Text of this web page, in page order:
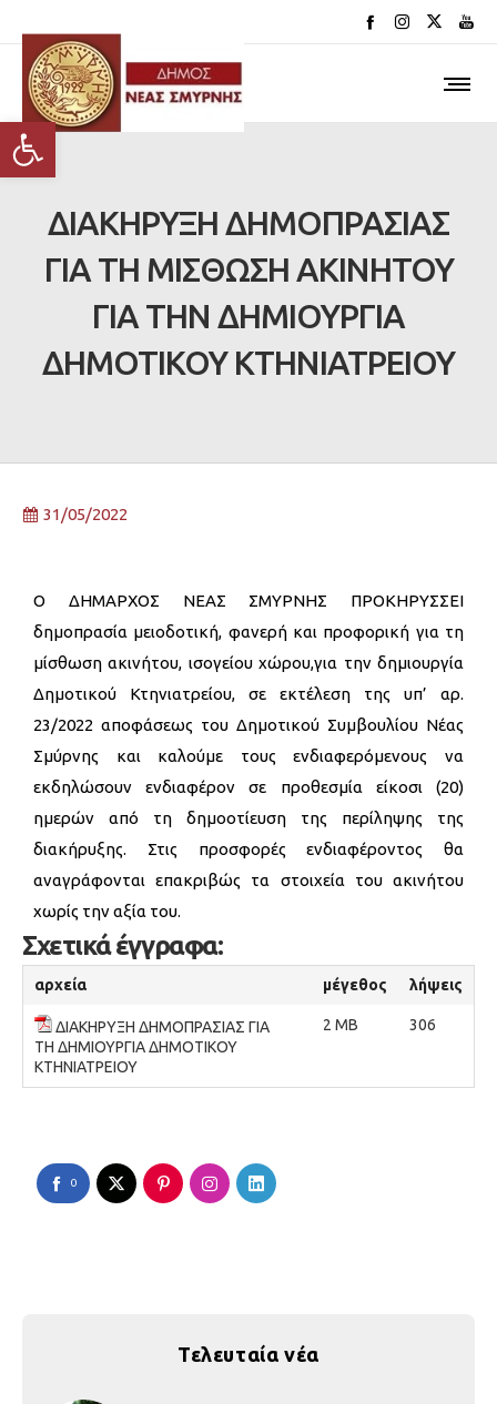
Ανοίξτε τη γραμμή εργαλείων
ΔΙΑΚΗΡΥΞΗ ΔΗΜΟΠΡΑΣΙΑΣ
ΓΙΑ ΤΗ ΜΙΣΘΩΣΗ ΑΚΙΝΗΤΟΥ
ΓΙΑ ΤΗΝ ΔΗΜΙΟΥΡΓΙΑ
ΔΗΜΟΤΙΚΟΥ ΚΤΗΝΙΑΤΡΕΙΟΥ
31/05/2022
Ο ΔΗΜΑΡΧΟΣ ΝΕΑΣ ΣΜΥΡΝΗΣ ΠΡΟΚΗΡΥΣΣΕΙ
δημοπρασία μειοδοτική, φανερή και προφορική για τη
μίσθωση ακινήτου, ισογείου χώρου,για την δημιουργία
Δημοτικού Κτηνιατρείου, σε εκτέλεση της υπ’ αρ.
23/2022 αποφάσεως του Δημοτικού Συμβουλίου Νέας
Σμύρνης και καλούμε τους ενδιαφερόμενους να
εκδηλώσουν ενδιαφέρον σε προθεσμία είκοσι (20)
ημερών από τη δημοοτίευση της περίληψης της
διακήρυξης. Στις προσφορές ενδιαφέροντος θα
αναγράφονται επακριβώς τα στοιχεία του ακινήτου
χωρίς την αξία του.
Σχετικά έγγραφα:
αρχεία μέγεθος λήψεις
ΔΙΑΚΗΡΥΞΗ ΔΗΜΟΠΡΑΣΙΑΣ ΓΙΑ
ΤΗ ΔΗΜΙΟΥΡΓΙΑ ΔΗΜΟΤΙΚΟΥ
ΚΤΗΝΙΑΤΡΕΙΟΥ
2 MB 306
0
Τελευταία νέα